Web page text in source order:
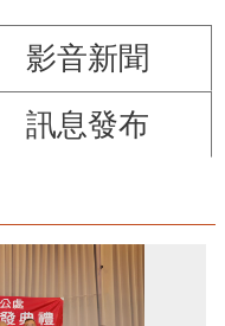
影音新聞
訊息發布